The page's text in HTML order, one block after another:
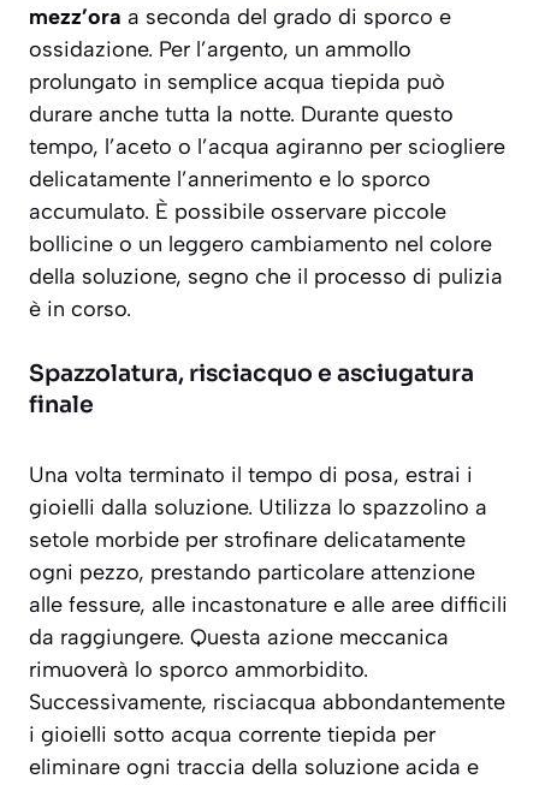
mezz’ora a seconda del grado di sporco e
ossidazione. Per l’argento, un ammollo
prolungato in semplice acqua tiepida può
durare anche tutta la notte. Durante questo
tempo, l’aceto o l’acqua agiranno per sciogliere
delicatamente l’annerimento e lo sporco
accumulato. È possibile osservare piccole
bollicine o un leggero cambiamento nel colore
della soluzione, segno che il processo di pulizia
è in corso.
Spazzolatura, risciacquo e asciugatura
finale
Una volta terminato il tempo di posa, estrai i
gioielli dalla soluzione. Utilizza lo spazzolino a
setole morbide per strofinare delicatamente
ogni pezzo, prestando particolare attenzione
alle fessure, alle incastonature e alle aree difficili
da raggiungere. Questa azione meccanica
rimuoverà lo sporco ammorbidito.
Successivamente, risciacqua abbondantemente
i gioielli sotto acqua corrente tiepida per
eliminare ogni traccia della soluzione acida e